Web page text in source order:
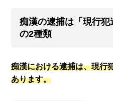
痴漢の逮捕は「現行犯
の2種類
痴漢における逮捕は、現行
あります。